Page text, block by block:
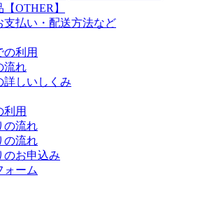
OTHER】
支払い・配送方法など
の利用
流れ
詳しいしくみ
利用
の流れ
の流れ
のお申込み
ォーム